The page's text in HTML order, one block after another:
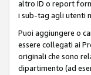
altro ID o report
i sub-tag agli utenti
Puoi aggiungere o
essere collegati ai
originali che sono
dipartimento (ad